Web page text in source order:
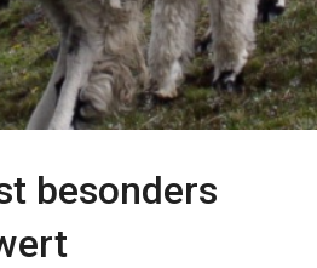
besonders